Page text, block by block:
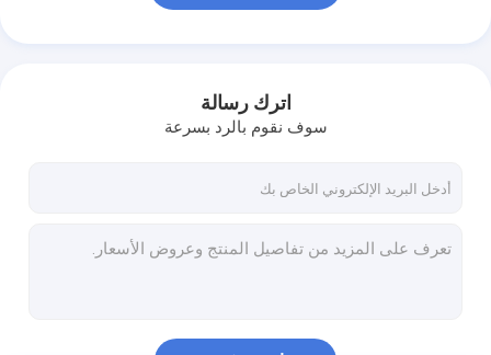
اترك رسالة
سوف نقوم بالرد بسرعة